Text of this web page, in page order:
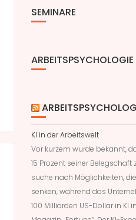
SEMINARE
ARBEITSPSYCHOLOGIE
KI in der Arbeitswelt
Vor kurzem wurde bekannt,
15 Prozent seiner
suche nach Möglichkeiten,
senken, während das
100 Milliarden US-Dollar in KI